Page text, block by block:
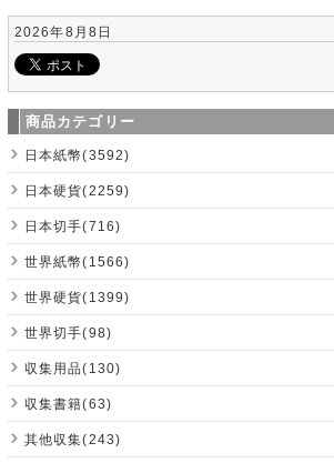
2026年8月8日
商品カテゴリー
日本紙幣(3592)
日本硬貨(2259)
日本切手(716)
世界紙幣(1566)
世界硬貨(1399)
世界切手(98)
収集用品(130)
収集書籍(63)
其他収集(243)